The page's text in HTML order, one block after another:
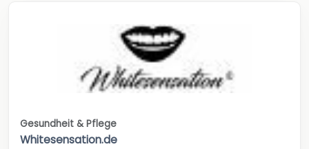
Gesundheit & Pflege
Whitesensation.de